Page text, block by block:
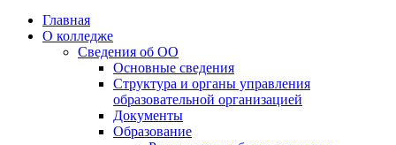
Главная
О колледже
Сведения об ОО
Основные сведения
Структура и органы управления
образовательной организацией
Документы
Образование